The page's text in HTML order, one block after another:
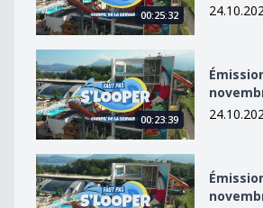
00:25:32
Émissions du 13 au 16 novembre
00:23:39
Émissions du 6 au 9 novembre